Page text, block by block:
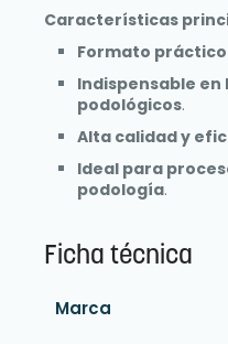
Características
Formato
Indispensable
podológicos.
Alta calidad y
Ideal para
podología.
Ficha técnica
Marca